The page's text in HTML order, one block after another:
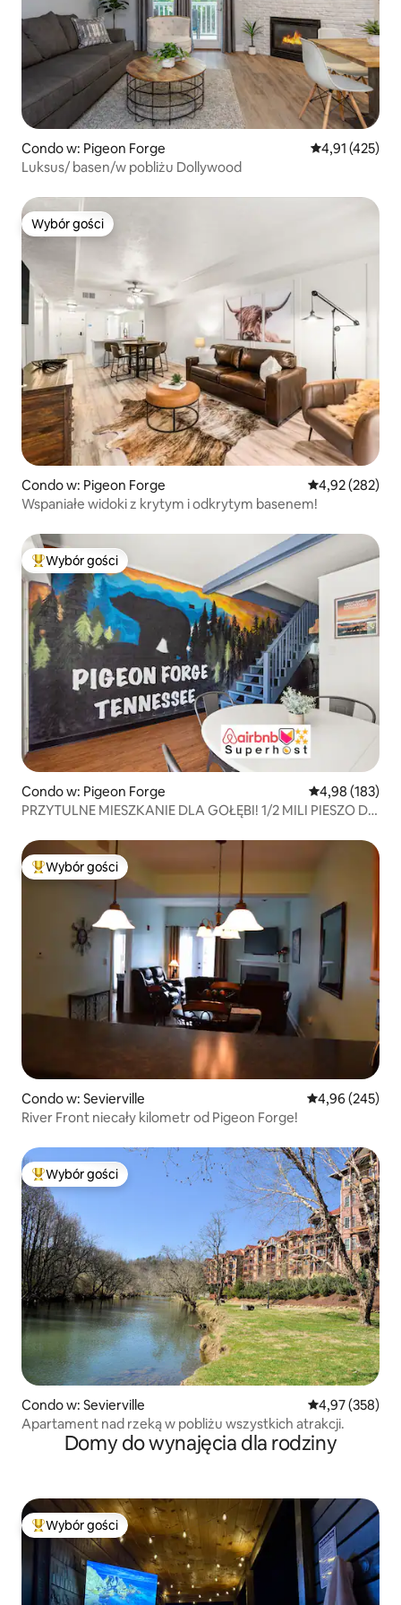
Condo w: Pigeon Forge Średnia
4,91 (425)
Luksus/ basen/w pobliżu Dollywood
Wybór gości
Wybór gości
Condo w: Pigeon Forge Średnia
4,92 (282)
Wspaniałe widoki z krytym i odkrytym basenem!
Najpopularniejsze z kategorii Wybór gości
Wybór gości
Condo w: Pigeon Forge Średnia
4,98 (183)
PRZYTULNE MIESZKANIE DLA GOŁĘBI! 1/2 MILI PIESZO DO
Najpopularniejsze z kategorii Wybór gości
Wybór gości
Condo w: Sevierville Średnia
4,96 (245)
River Front niecały kilometr od Pigeon Forge!
Najpopularniejsze z kategorii Wybór gości
Wybór gości
Condo w: Sevierville Średnia
4,97 (358)
Apartament nad rzeką w pobliżu wszystkich atrakcji.
Domy do wynajęcia dla rodziny
Najpopularniejsze z kategorii Wybór gości
Wybór gości